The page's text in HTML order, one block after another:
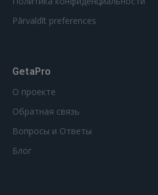
Pārvaldīt preferences
GetaPro
О проекте
Обратная связь
Вопросы и Ответы
Блог